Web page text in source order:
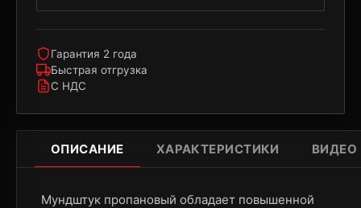
ОПИСАНИЕ ХАРАКТЕРИСТИКИ ВИДЕО
Мундштук пропановый обладает повышенной
Гарантия 2 года
Быстрая отгрузка
С НДС